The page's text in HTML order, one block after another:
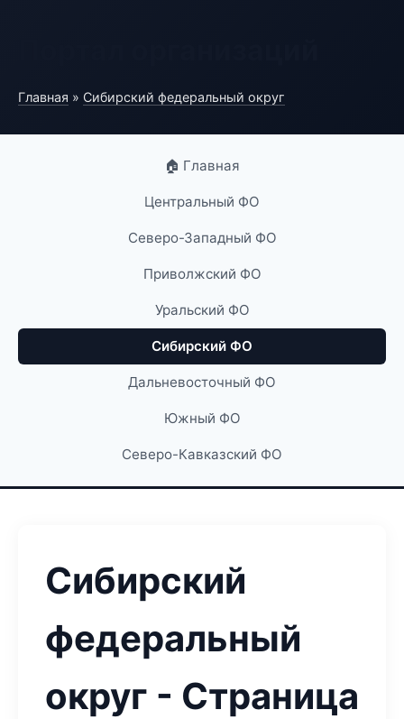
Главная » Сибирский федеральный округ
🏠 Главная
Центральный ФО
Северо-Западный ФО
Приволжский ФО
Уральский ФО
Сибирский ФО
Дальневосточный ФО
Южный ФО
Северо-Кавказский ФО
Сибирский
федеральный
округ - Страница